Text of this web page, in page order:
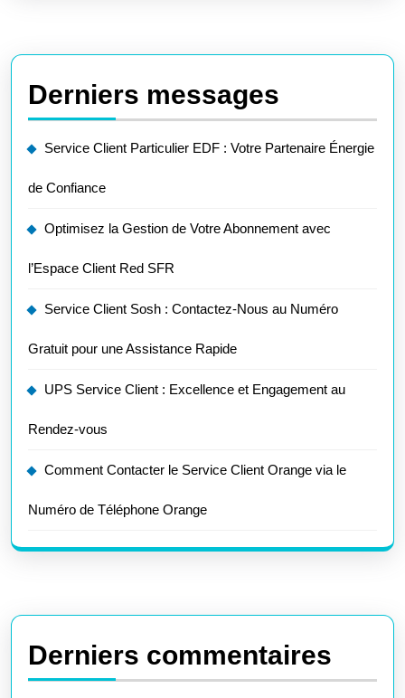
Derniers messages
Service Client Particulier EDF : Votre Partenaire Énergie
de Confiance
Optimisez la Gestion de Votre Abonnement avec
l’Espace Client Red SFR
Service Client Sosh : Contactez-Nous au Numéro
Gratuit pour une Assistance Rapide
UPS Service Client : Excellence et Engagement au
Rendez-vous
Comment Contacter le Service Client Orange via le
Numéro de Téléphone Orange
Derniers commentaires